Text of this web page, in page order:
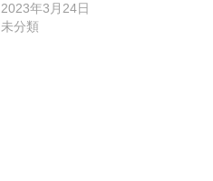
2023年3月24日
未分類